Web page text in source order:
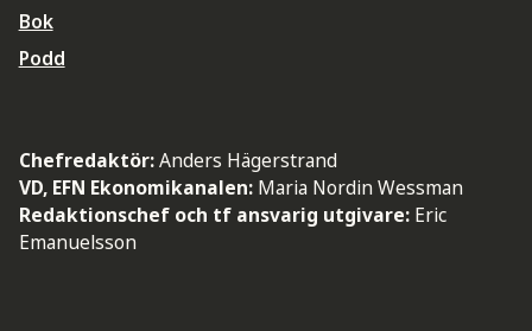
Bok
Podd
Chefredaktör:Anders Hägerstrand
VD, EFN Ekonomikanalen: Maria Nordin Wessman
Redaktionschef och tf ansvarig utgivare: Eric
Emanuelsson